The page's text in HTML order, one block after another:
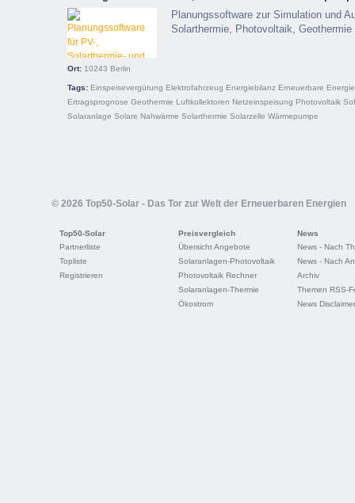
Planungssoftware zur Simulation und
Solarthermie, Photovoltaik,
Ort: 10243 Berlin
Tags: Einspeisevergütung Elektrofahrzeug Energiebilanz Erneuerbare
Ertragsprognose Geothermie Luftkollektoren Netzeinspeisung Photovoltaik
Solaranlage Solare Nahwärme Solarthermie Solarzelle Wärmepumpe
© 2026 Top50-Solar - Das Tor zur Welt der Erneuerbaren Energien
Top50-Solar
Partnerliste
Topliste
Registrieren
Preisvergleich
Übersicht Angebote
Solaranlagen-Photovoltaik
Photovoltaik Rechner
Solaranlagen-Thermie
Ökostrom
News
News - Nach
News - Nach
Archiv
Themen RSS-
News Disclaimer